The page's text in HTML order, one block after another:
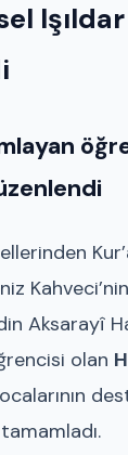
Kahveci’nin
Aksarayî
olan
tamamladı.